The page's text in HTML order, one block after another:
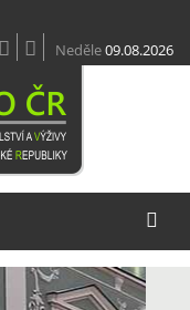
Neděle09.08.2026